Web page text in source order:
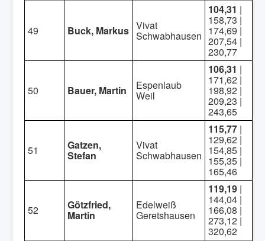
49 Buck, Markus Vivat
Schwabhausen
104,31 |
158,73 |
174,69 |
207,54 |
230,77
50 Bauer, Martin Espenlaub
Weil
106,31 |
171,62 |
198,92 |
209,23 |
243,65
51 Gatzen,
Stefan
Vivat
Schwabhausen
115,77 |
129,62 |
154,85 |
155,35 |
165,46
52 Götzfried,
Martin
Edelweiß
Geretshausen
119,19 |
144,04 |
166,08 |
273,12 |
320,62